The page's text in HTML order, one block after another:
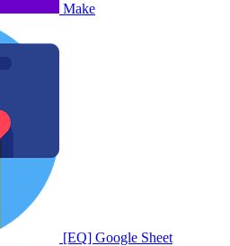
Make
[EQ] Google Sheet